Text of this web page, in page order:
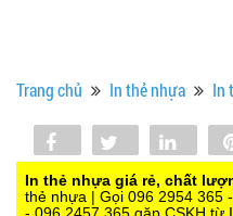
Trang chủ In thẻ nhựa In
Share Tweet Share
In thẻ nhựa giá rẻ, chất
thẻ nhựa | Gọi 096 2954 365
- 096 2457 365 gặp CSKH từ